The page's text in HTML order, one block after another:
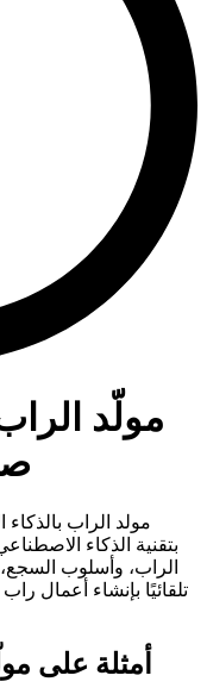
مولّد
مولد الراب
بتقنية الذكاء
الراب، وأسلوب السجع،
تلقائيًا بإنشاء أعمال
أمثلة على